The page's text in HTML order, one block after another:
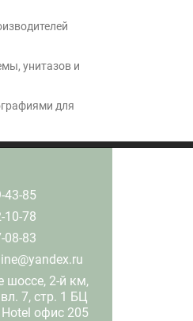
унитазов и
для
43-85
10-78
08-83
шоссе, 2-й км,
7, стр. 1 БЦ
офис 205